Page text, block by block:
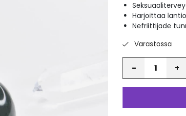
Harjoittaa
Nefriittijade
Varastossa